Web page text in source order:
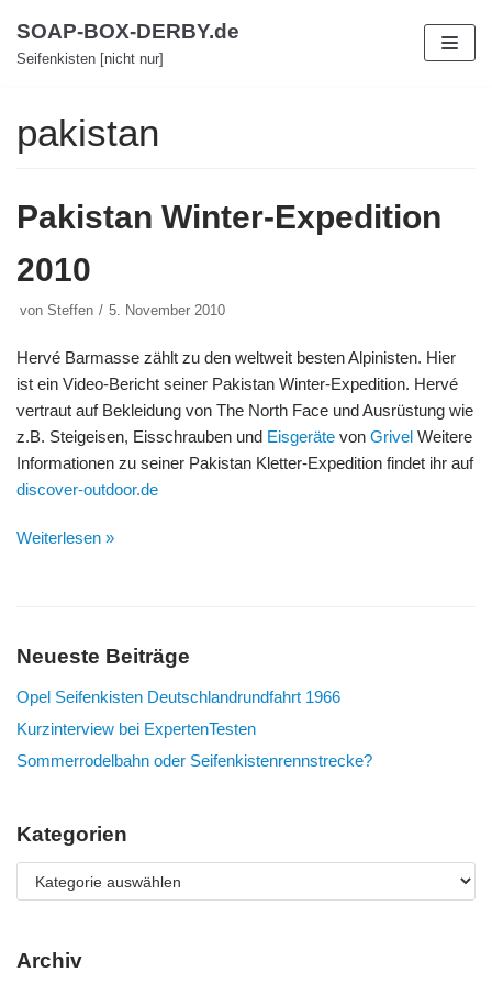
Zum
Inhalt
SOAP-BOX-DERBY.de
Seifenkisten [nicht nur]
pakistan
Pakistan Winter-Expedition
2010
von Steffen 5. November 2010
Hervé Barmasse zählt zu den weltweit besten Alpinisten. Hier
ist ein Video-Bericht seiner Pakistan Winter-Expedition. Hervé
vertraut auf Bekleidung von The North Face und Ausrüstung wie
z.B. Steigeisen, Eisschrauben und Eisgeräte von Grivel Weitere
Informationen zu seiner Pakistan Kletter-Expedition findet ihr auf
discover-outdoor.de
Weiterlesen »
Neueste Beiträge
Opel Seifenkisten Deutschlandrundfahrt 1966
Kurzinterview bei ExpertenTesten
Sommerrodelbahn oder Seifenkistenrennstrecke?
Kategorien
Archiv